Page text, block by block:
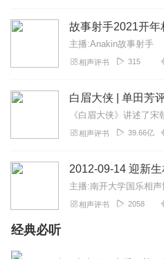
故事射手2021开年
主播:Anakin故事射手
相声评书 315
白眉大侠 | 单田芳
相声评书 39.66亿
2012-09-14 迎新
主播:南开大学国乐相声
相声评书 2058
经典必听